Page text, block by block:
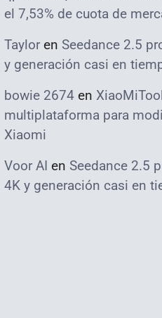
el 7,53% de cuota de
Taylor en Seedance 2.5
y generación casi en
bowie 2674 en
multiplataforma para
Xiaomi
Voor AI en Seedance 2.5
4K y generación casi en